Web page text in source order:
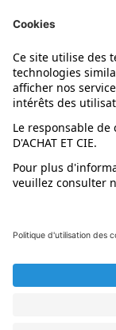
Nos marques
Nos astuces
Évènements
L'application mobile